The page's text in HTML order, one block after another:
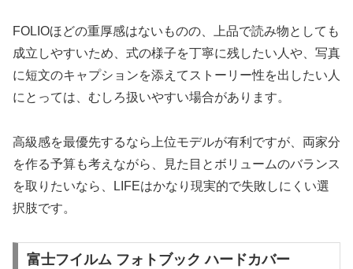
FOLIOほどの重厚感はないものの、上品で読み物としても
成立しやすいため、式の様子を丁寧に残したい人や、写真
に短文のキャプションを添えてストーリー性を出したい人
にとっては、むしろ扱いやすい場合があります。
高級感を最優先するなら上位モデルが有利ですが、両家分
を作る予算も考えながら、見た目とボリュームのバランス
を取りたいなら、LIFEはかなり現実的で失敗しにくい選
択肢です。
富士フイルム フォトブック ハードカバー